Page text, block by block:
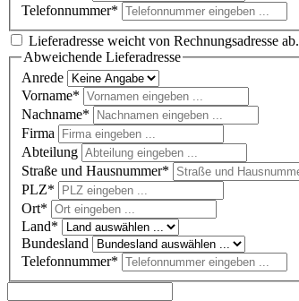
Telefonnummer*
Lieferadresse weicht von Rechnungsadresse ab.
Abweichende Lieferadresse
Anrede
Vorname*
Nachname*
Firma
Abteilung
Straße und Hausnummer*
PLZ*
Ort*
Land*
Bundesland
Telefonnummer*